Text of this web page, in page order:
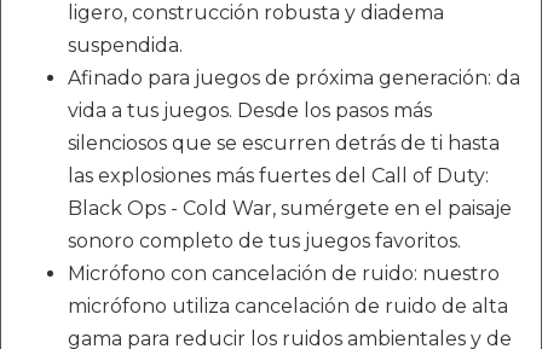
ligero, construcción robusta y diadema
suspendida.
Afinado para juegos de próxima generación: da
vida a tus juegos. Desde los pasos más
silenciosos que se escurren detrás de ti hasta
las explosiones más fuertes del Call of Duty:
Black Ops - Cold War, sumérgete en el paisaje
sonoro completo de tus juegos favoritos.
Micrófono con cancelación de ruido: nuestro
micrófono utiliza cancelación de ruido de alta
gama para reducir los ruidos ambientales y de